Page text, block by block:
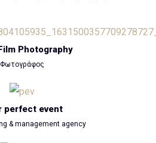
Photography
Φωτογράφος
perfect event
& management agency